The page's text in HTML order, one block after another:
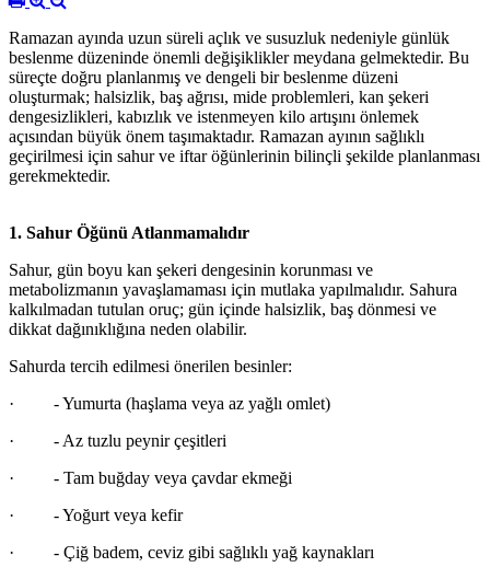
Ramazan ayında uzun süreli açlık ve susuzluk nedeniyle günlük
beslenme düzeninde önemli değişiklikler meydana gelmektedir. Bu
süreçte doğru planlanmış ve dengeli bir beslenme düzeni
oluşturmak; halsizlik, baş ağrısı, mide problemleri, kan şekeri
dengesizlikleri, kabızlık ve istenmeyen kilo artışını önlemek
açısından büyük önem taşımaktadır. Ramazan ayının sağlıklı
geçirilmesi için sahur ve iftar öğünlerinin bilinçli şekilde planlanması
gerekmektedir.
1. Sahur Öğünü Atlanmamalıdır
Sahur, gün boyu kan şekeri dengesinin korunması ve
metabolizmanın yavaşlamaması için mutlaka yapılmalıdır. Sahura
kalkılmadan tutulan oruç; gün içinde halsizlik, baş dönmesi ve
dikkat dağınıklığına neden olabilir.
Sahurda tercih edilmesi önerilen besinler:
· - Yumurta (haşlama veya az yağlı omlet)
· - Az tuzlu peynir çeşitleri
· - Tam buğday veya çavdar ekmeği
· - Yoğurt veya kefir
· - Çiğ badem, ceviz gibi sağlıklı yağ kaynakları